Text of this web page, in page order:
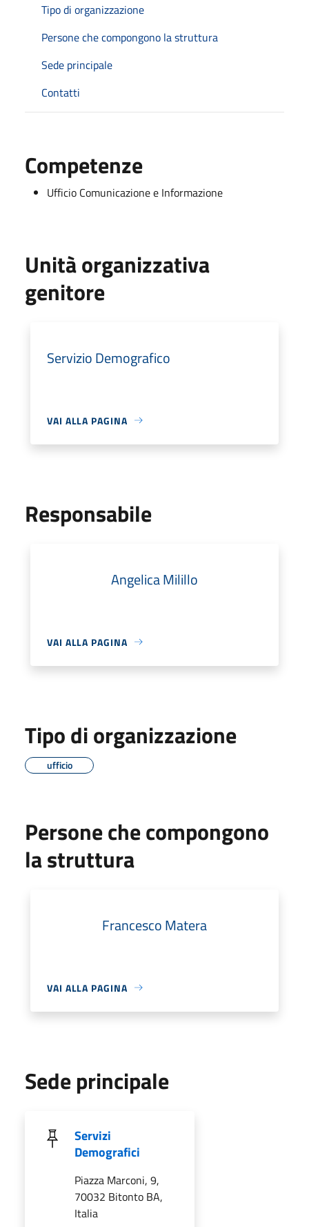
Tipo di organizzazione
Persone che compongono la struttura
Sede principale
Contatti
Competenze
Ufficio Comunicazione e Informazione
Unità organizzativa
genitore
Servizio Demografico
VAI ALLA PAGINA
Responsabile
Angelica Milillo
VAI ALLA PAGINA
Tipo di organizzazione
ufficio
Persone che compongono
la struttura
Francesco Matera
VAI ALLA PAGINA
Sede principale
Servizi
Demografici
Piazza Marconi, 9,
70032 Bitonto BA,
Italia